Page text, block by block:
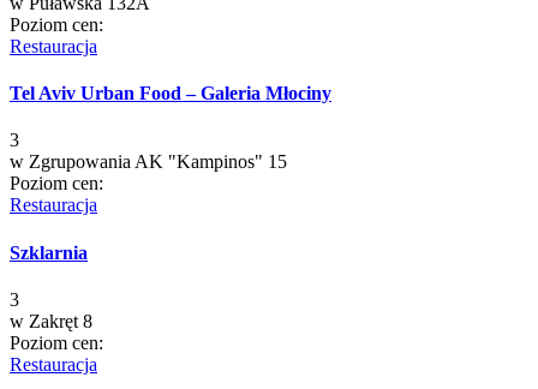
Poziom cen:
Restauracja
Tel Aviv Urban Food – Galeria Młociny
3
w Zgrupowania AK "Kampinos" 15
Poziom cen:
Restauracja
Szklarnia
3
w Zakręt 8
Poziom cen:
Restauracja